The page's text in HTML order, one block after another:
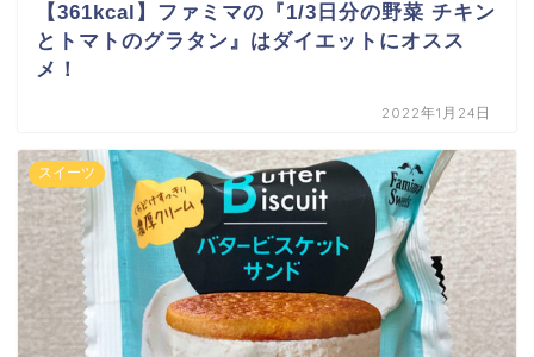
【361kcal】ファミマの『1/3日分の野菜 チキン
とトマトのグラタン』はダイエットにオスス
メ！
2022年1月24日
スイーツ